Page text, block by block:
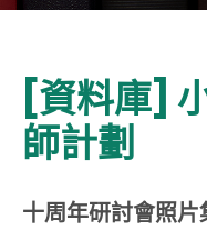
[資料庫]
師計劃
十周年研討會照片